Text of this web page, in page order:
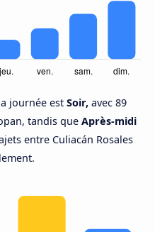
journée est Soir, avec 89
tandis que Après-midi
entre Culiacán Rosales